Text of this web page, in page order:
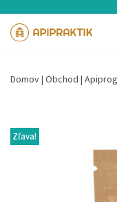
Preskočiť
Domov| Obchod |
Zľava!